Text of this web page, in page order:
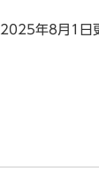
2025年8月1日